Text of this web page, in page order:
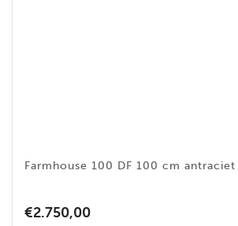
Farmhouse 100 DF 100 cm antraciet
€2.750,00